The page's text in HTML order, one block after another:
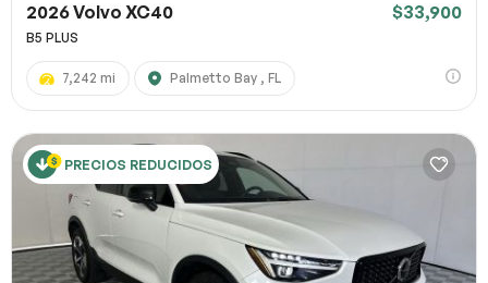
2026 Volvo XC40 $33,900
B5 PLUS
7,242 mi Palmetto Bay , FL
PRECIOS REDUCIDOS